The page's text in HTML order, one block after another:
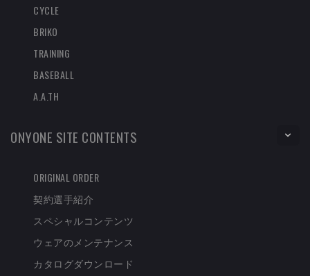
CYCLE
BRIKO
TRAINING
BASEBALL
A.A.TH
ONYONE SITE CONTENTS
ORIGINAL ORDER
契約選手紹介
スペシャルコンテンツ
ウェアのメンテナンス
カタログダウンロード